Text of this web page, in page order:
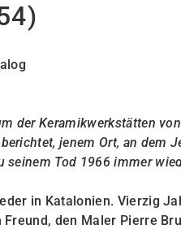
der Keramikwerkstätten
jenem Ort, an dem
Tod 1966 immer
in Katalonien. Vierzig
den Maler Pierre